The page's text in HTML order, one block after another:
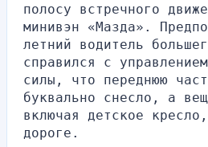
полосу встречного
минивэн «Мазда».
летний водитель
справился с
силы, что переднюю
буквально снесло, а
включая детское
дороге.